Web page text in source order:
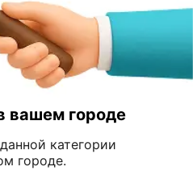
вашем городе
категории
городе.